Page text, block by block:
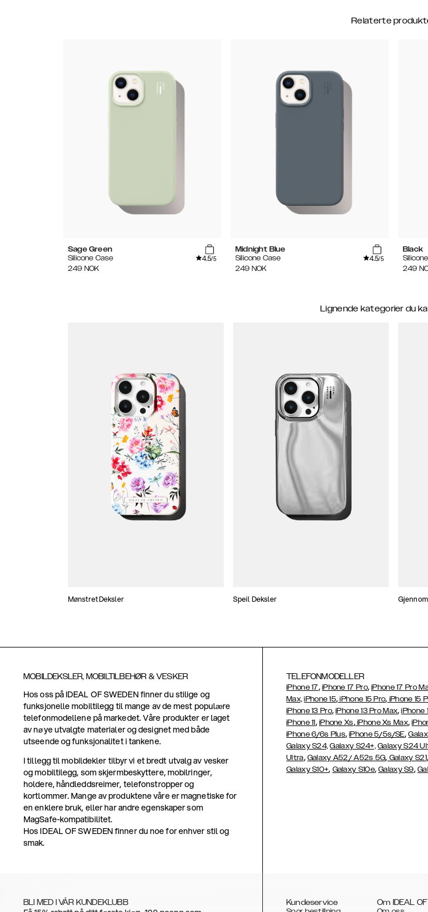
Relaterte
Sage Green
Silicone Case
4.5/5
249 NOK
Midnight Blue
Silicone Case
4.5/5
249 NOK
Black
249
Lignende kategorier du
Mønstret Deksler Speil Deksler
MOBILDEKSLER, MOBILTILBEHØR & VESKER
Hos oss på IDEAL OF SWEDEN finner du stilige og
funksjonelle mobiltilegg til mange av de mest populære
telefonmodellene på markedet. Våre produkter er laget
av nøye utvalgte materialer og designet med både
utseende og funksjonalitet i tankene.
I tillegg til mobildekler tilbyr vi et bredt utvalg av vesker
og mobiltilegg, som skjermbeskyttere, mobilringer,
holdere, håndleddsreimer, telefonstropper og
kortlommer. Mange av produktene våre er magnetiske for
en enklere bruk, eller har andre egenskaper som
MagSafe-kompatibilitet.
Hos IDEAL OF SWEDEN finner du noe for enhver stil og
smak.
TELEFONMODELLER
iPhone 17, iPhone 17 Pro,iPhone 17 Pro
Max, iPhone 15, iPhone 15 Pro, iPhone 15
iPhone 13 Pro,iPhone 13 Pro Max,iPhone
iPhone 11, iPhone Xs,iPhone Xs Max,
iPhone 6/6s Plus,iPhone 5/5s/SE,
Galaxy S24, Galaxy S24+, Galaxy S24
Ultra, Galaxy A52/ A52s 5G, Galaxy S21
Galaxy S10+, Galaxy S10e,Galaxy S9,
BLI MED I VÅR KUNDEKLUBB Kundeservice Om IDEAL